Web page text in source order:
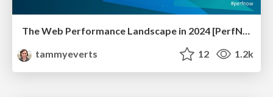
The Web Performance Landscape in 2024 [PerfNow 2024]
tammyeverts
12 1.2k